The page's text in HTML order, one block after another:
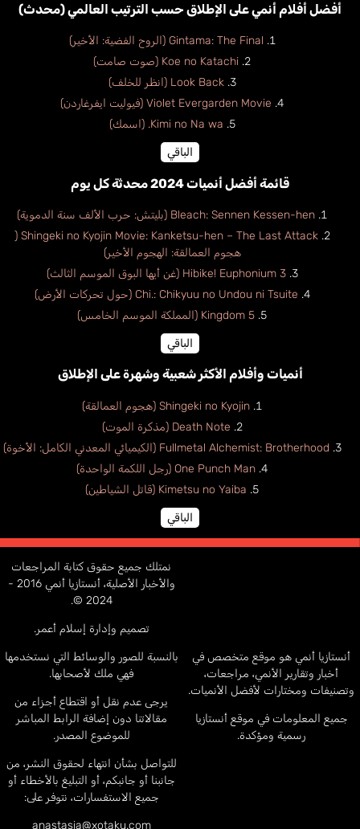
أفضل أفلام أنمي على الإطلاق حسب الترتيب العالمي (محدث)
Gintama: The Final (الروح الفضية: الأخير)
Koe no Katachi (صوت صامت)
Look Back (انظر للخلف)
Violet Evergarden Movie (فيوليت ايفرغاردن)
Kimi no Na wa. (اسمك)
الباقي
قائمة أفضل أنميات 2024 محدثة كل يوم
Bleach: Sennen Kessen-hen (بليتش: حرب الألف سنة الدموية)
Shingeki no Kyojin Movie: Kanketsu-hen – The Last Attack (
هجوم العمالقة: الهجوم الأخير)
Hibike! Euphonium 3 (غن أيها البوق الموسم الثالث)
Chi.: Chikyuu no Undou ni Tsuite (حول تحركات الأرض)
Kingdom 5 (المملكة الموسم الخامس)
الباقي
أنميات وأفلام الأكثر شعبية وشهرة على الإطلاق
Shingeki no Kyojin (هجوم العمالقة)
Death Note (مذكرة الموت)
Fullmetal Alchemist: Brotherhood (الكيميائي المعدني الكامل: الأخوة)
One Punch Man (رجل اللكمة الواحدة)
Kimetsu no Yaiba (قاتل الشياطين)
الباقي
أنستازيا أنمي هو موقع متخصص في
أخبار وتقارير الأنمي، مراجعات،
وتصنيفات ومختارات لأفضل الأنميات.
جميع المعلومات في موقع أنستازيا
رسمية ومؤكدة.
نمتلك جميع حقوق كتابة المراجعات
والأخبار الأصلية، أنستازيا أنمي 2016 -
2024 ©.
تصميم وإدارة إسلام أعمر.
بالنسبة للصور والوسائط التي نستخدمها
فهي ملك لأصحابها.
يرجى عدم نقل أو اقتطاع أجزاء من
مقالاتنا دون إضافة الرابط المباشر
للموضوع المصدر.
للتواصل بشأن انتهاء لحقوق النشر، من
جانبنا أو جانبكم، أو التبليغ بالأخطاء أو
جميع الاستفسارات، نتوفر على:
anastasia@xotaku.com